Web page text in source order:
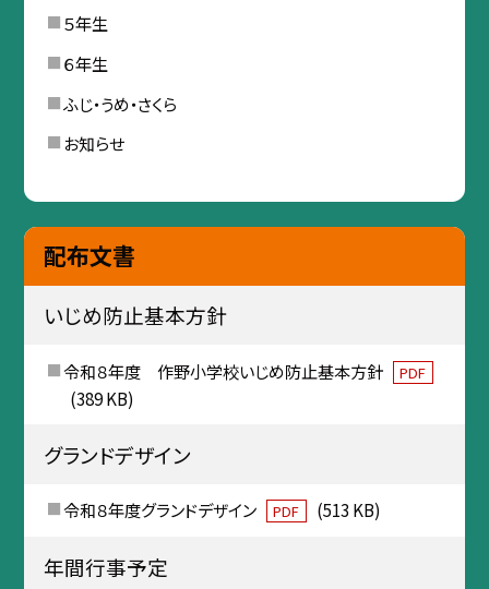
５年生
６年生
ふじ・うめ・さくら
お知らせ
配布文書
いじめ防止基本方針
令和８年度 作野小学校いじめ防止基本方針 PDF
(389 KB)
グランドデザイン
令和８年度グランドデザイン PDF (513 KB)
年間行事予定